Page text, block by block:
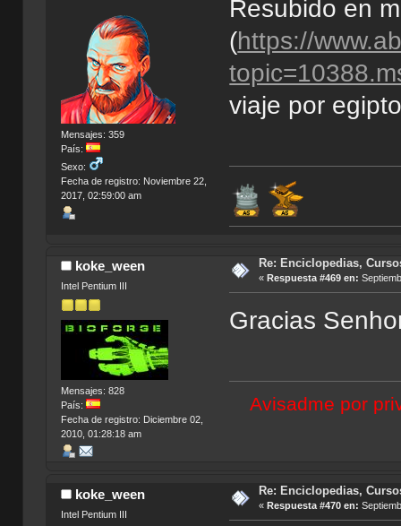
Mensajes: 359
País:
Sexo:
Fecha de registro: Noviembre 22,
2017, 02:59:00 am
Resubido en
(https://
viaje por
koke_ween
Intel Pentium III
Mensajes: 828
País:
Fecha de registro: Diciembre 02,
2010, 01:28:18 am
Re: Enciclopedias,
« Respuesta #469 en:
Gracias
Avisadme por
koke_ween
Intel Pentium III
Re: Enciclopedias,
« Respuesta #470 en: